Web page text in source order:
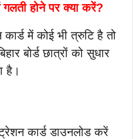
गलती होने पर क्या करें?
में कोई भी त्रुटि है तो
बोर्ड छात्रों को सुधार
है।
कार्ड डाउनलोड करें